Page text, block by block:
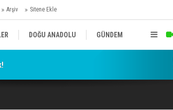
Arşiv Sitene Ekle
DOĞU ANADOLU GÜNDEM